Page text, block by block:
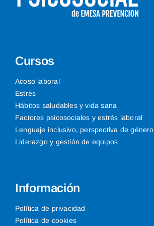
Cursos
Acoso laboral
Estrés
Hábitos saludables y vida sana
Factores psicosociales y estrés laboral
Lenguaje inclusivo, perspectiva de género
Liderazgo y gestión de equipos
Información
Política de privacidad
Política de cookies